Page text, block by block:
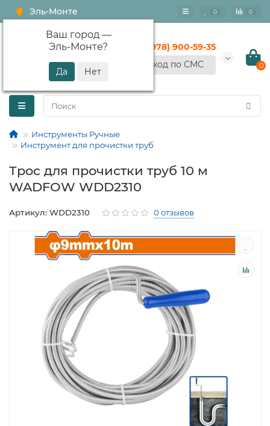
Эль-Монте
Ваш город —
Эль-Монте?
0 0
+7 (978) 900-59-35
Вход по СМС
0
Инструменты Ручные
Инструмент для прочистки труб
Трос для прочистки труб 10 м
WADFOW WDD2310
Артикул: WDD2310 0 отзывов